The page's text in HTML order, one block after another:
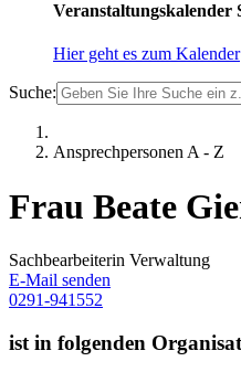
Veranstaltungskalender
Hier geht es zum Kalender
Suche:
Ansprechpersonen A - Z
Frau Beate
Sachbearbeiterin Verwaltung
E-Mail senden
0291-941552
ist in folgenden